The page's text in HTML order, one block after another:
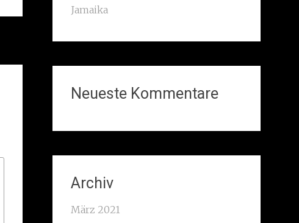
Jamaika
Neueste Kommentare
Archiv
März 2021